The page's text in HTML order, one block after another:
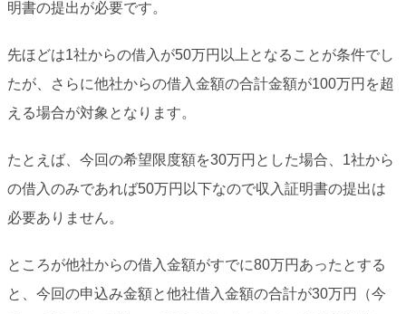
明書の提出が必要です。
先ほどは1社からの借入が50万円以上となることが条件でし
たが、さらに他社からの借入金額の合計金額が100万円を超
える場合が対象となります。
たとえば、今回の希望限度額を30万円とした場合、1社から
の借入のみであれば50万円以下なので収入証明書の提出は
必要ありません。
ところが他社からの借入金額がすでに80万円あったとする
と、今回の申込み金額と他社借入金額の合計が30万円（今